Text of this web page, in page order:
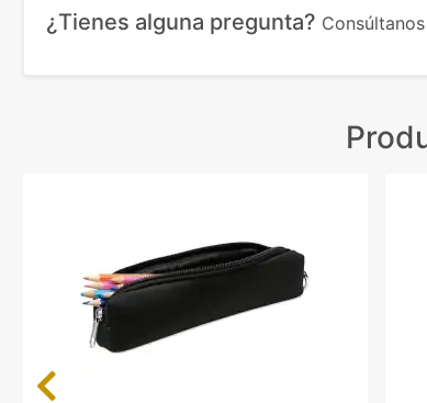
¿Tienes alguna pregunta?
Previous